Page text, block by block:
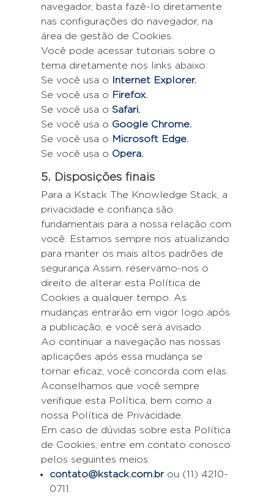
navegador, basta fazê-lo diretamente
nas configurações do navegador, na
área de gestão de Cookies.
Você pode acessar tutoriais sobre o
tema diretamente nos links abaixo:
Se você usa o
Internet Explorer.
Se você usa o Firefox.
Se você usa oSafari.
Se você usa o Google Chrome.
Se você usa o Microsoft Edge.
Se você usa o Opera.
5. Disposições finais
Para a Kstack The Knowledge Stack, a
privacidade e confiança são
fundamentais para a nossa relação com
você. Estamos sempre nos atualizando
para manter os mais altos padrões de
segurança Assim, reservamo-nos o
direito de alterar esta Política de
Cookies a qualquer tempo. As
mudanças entrarão em vigor logo após
a publicação, e você será avisado.
Ao continuar a navegação nas nossas
aplicações após essa mudança se
tornar eficaz, você concorda com elas.
Aconselhamos que você sempre
verifique esta Política, bem como a
nossa Política de Privacidade.
Em caso de dúvidas sobre esta Política
de Cookies, entre em contato conosco
pelos seguintes meios:
contato@kstack.com.brou (11) 4210-
0711.